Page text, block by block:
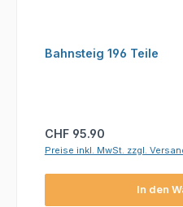
Bahnsteig 196 Teile
Regulärer Preis:
CHF 95.90
Preise inkl. MwSt. zzgl.
In den